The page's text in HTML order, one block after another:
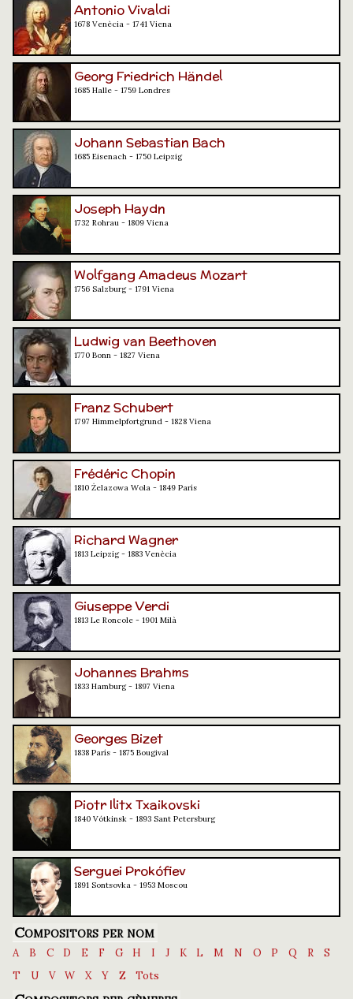
Antonio Vivaldi
1678 Venècia - 1741 Viena
Georg Friedrich Händel
1685 Halle - 1759 Londres
Johann Sebastian Bach
1685 Eisenach - 1750 Leipzig
Joseph Haydn
1732 Rohrau - 1809 Viena
Wolfgang Amadeus Mozart
1756 Salzburg - 1791 Viena
Ludwig van Beethoven
1770 Bonn - 1827 Viena
Franz Schubert
1797 Himmelpfortgrund - 1828 Viena
Frédéric Chopin
1810 Żelazowa Wola - 1849 París
Richard Wagner
1813 Leipzig - 1883 Venècia
Giuseppe Verdi
1813 Le Roncole - 1901 Milà
Johannes Brahms
1833 Hamburg - 1897 Viena
Georges Bizet
1838 París - 1875 Bougival
Piotr Ilitx Txaikovski
1840 Vótkinsk - 1893 Sant Petersburg
Serguei Prokófiev
1891 Sontsovka - 1953 Moscou
Compositors per nom
A B C D E F G H I J K L M N O P Q R
S
T
U V W X Y Z Tots